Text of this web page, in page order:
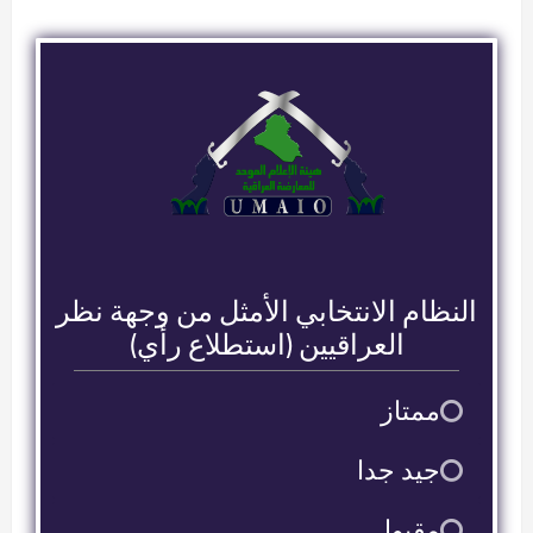
النظام الانتخابي الأمثل من وجهة نظر
العراقيين (استطلاع رأي)
ممتاز
9
جيد جدا
2